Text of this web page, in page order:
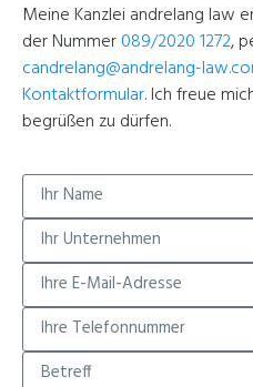
Meine Kanzlei andrelang law
der Nummer089/2020 1272,
candrelang@andrelang-
Kontaktformular. Ich freue
begrüßen zu dürfen.